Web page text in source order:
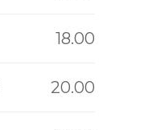
18.00
20.00